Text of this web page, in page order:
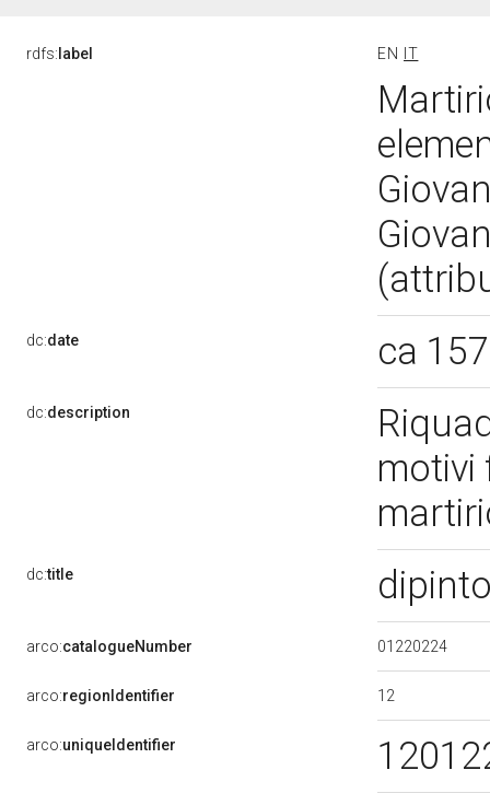
rdfs: label EN IT
dc:date ca
dc:description
motivi
dc:title
arco:catalogueNumber 01220224
arco:regionIdentifier 12
arco:uniqueIdentifier